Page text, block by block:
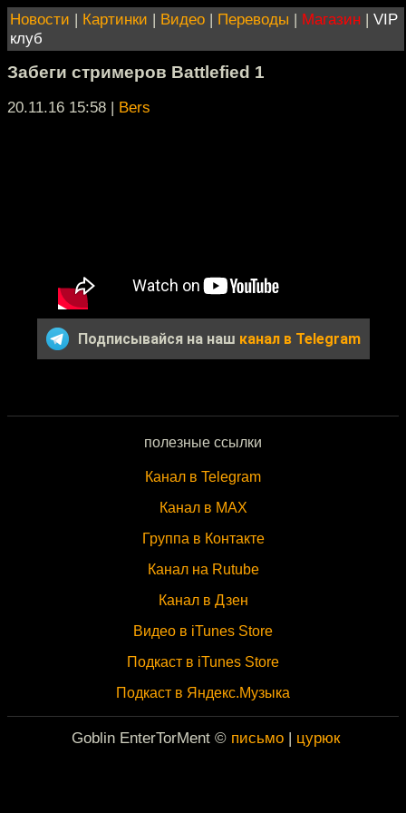
Новости | Картинки | Видео | Переводы | Магазин | VIP
клуб
Забеги стримеров Battlefied 1
20.11.16 15:58 | Bers
Подписывайся на наш канал в Telegram
полезные ссылки
Канал в Telegram
Канал в MAX
Группа в Контакте
Канал на Rutube
Канал в Дзен
Видео в iTunes Store
Подкаст в iTunes Store
Подкаст в Яндекс.Музыка
Goblin EnterTorMent © письмо | цурюк